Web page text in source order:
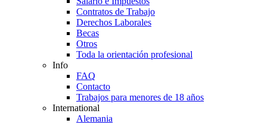
Contratos de Trabajo
Derechos Laborales
Becas
Otros
Toda la orientación profesional
Info
FAQ
Contacto
Trabajos para menores de 18 años
International
Alemania